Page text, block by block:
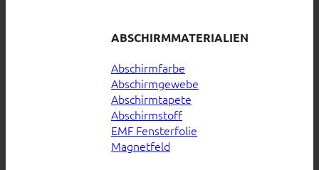
ABSCHIRMMATERIALIEN
Abschirmfarbe
Abschirmgewebe
Abschirmtapete
Abschirmstoff
EMF Fensterfolie
Magnetfeld